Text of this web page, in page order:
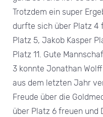
Trotzdem ein super
durfte sich über Platz 4
Platz 5, Jakob Kasper
Platz 11. Gute
3 konnte Jonathan
aus dem letzten Jahr
Freude über die
über Platz 6 freuen und